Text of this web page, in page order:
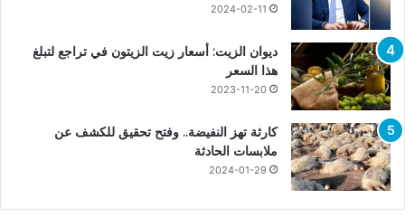
2024-02-11
ديوان الزيت: أسعار زيت الزيتون في تراجع لتبلغ
هذا السعر
2023-11-20
كارثة تهز النفيضة.. وفتح تحقيق للكشف عن
ملابسات الحادثة
2024-01-29